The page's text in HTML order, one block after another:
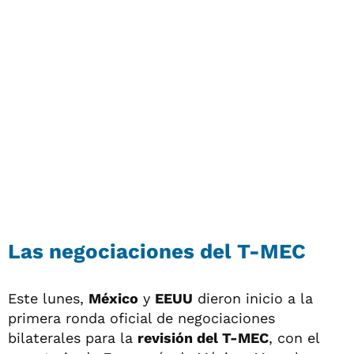
Las negociaciones del T-MEC
Este lunes, México y EEUU dieron inicio a la
primera ronda oficial de negociaciones
bilaterales para la revisión del T-MEC, con el